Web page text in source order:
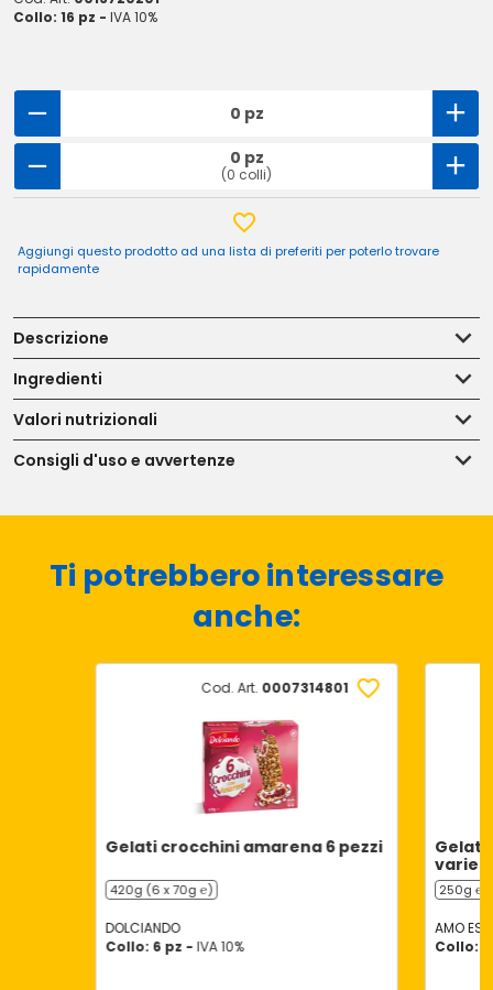
Collo: 16 pz - IVA 10%
0 pz
0 pz
(0 colli)
Aggiungi questo prodotto ad una lista di preferiti per poterlo trovare
rapidamente
Descrizione
Ingredienti
Valori nutrizionali
Consigli d'uso e avvertenze
Ti potrebbero interessare
anche:
Cod. Art. 0007314801
Gelati crocchini amarena 6 pezzi
420g (6 x 70g ℮)
DOLCIANDO
Collo: 6 pz - IVA 10%
250g ℮
AMO
Collo: